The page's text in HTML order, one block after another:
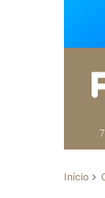
Início